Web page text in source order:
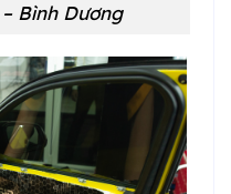
Bình Dương